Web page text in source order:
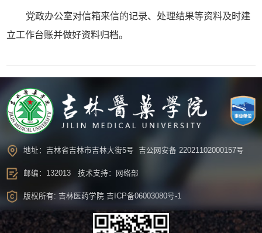
党政办公室对信箱来信的记录、处理结果等资料及时建
立工作台账并做好资料归档。
地址：吉林省吉林市吉林大街5号 吉公网安备 22021102000157号
邮编：132013 技术支持：网络部
版权所有: 吉林医药学院 吉ICP备06003080号-1